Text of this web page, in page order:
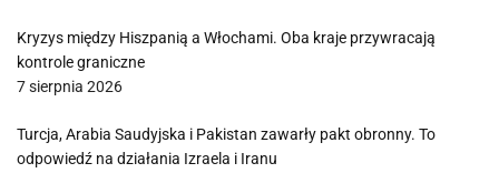
Kryzys między Hiszpanią a Włochami. Oba kraje przywracają
kontrole graniczne
7 sierpnia 2026
Turcja, Arabia Saudyjska i Pakistan zawarły pakt obronny. To
odpowiedź na działania Izraela i Iranu